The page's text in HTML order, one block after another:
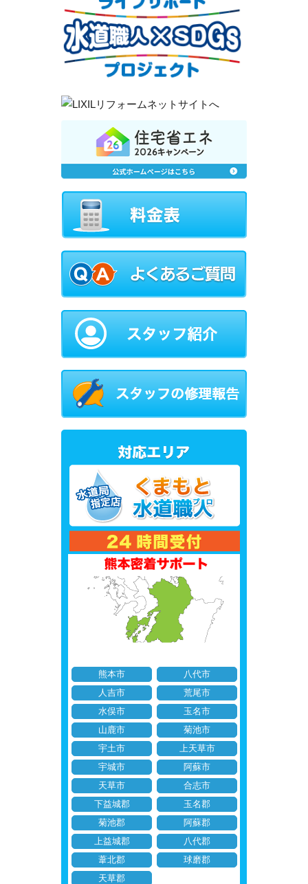
熊本市
八代市
人吉市
荒尾市
水俣市
玉名市
山鹿市
菊池市
宇土市
上天草市
宇城市
阿蘇市
天草市
合志市
下益城郡
玉名郡
菊池郡
阿蘇郡
上益城郡
八代郡
葦北郡
球磨郡
天草郡